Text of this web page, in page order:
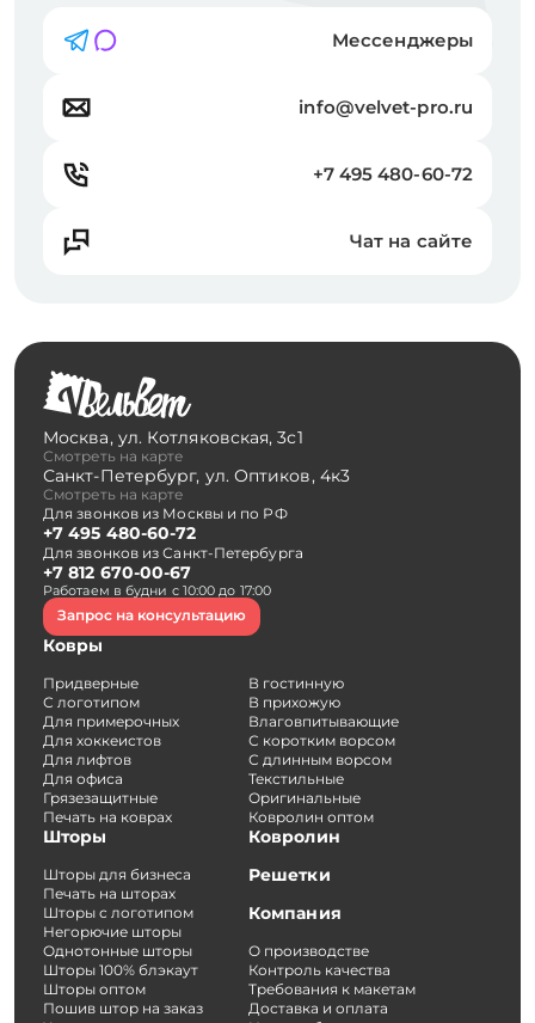
Мессенджеры
info@velvet-pro.ru
+7 495 480-60-72
Чат на сайте
Москва, ул. Котляковская, 3с1
Смотреть на карте
Санкт-Петербург, ул. Оптиков, 4к3
Смотреть на карте
Для звонков из Москвы и по РФ
+7 495 480-60-72
Для звонков из Санкт-Петербурга
+7 812 670-00-67
Работаем в будни с 10:00 до 17:00
Запрос на консультацию
Ковры
Придверные
С логотипом
Для примерочных
Для хоккеистов
Для лифтов
Для офиса
Грязезащитные
Печать на коврах
В гостинную
В прихожую
Влаговпитывающие
С коротким ворсом
С длинным ворсом
Текстильные
Оригинальные
Ковролин оптом
Шторы
Шторы для бизнеса
Печать на шторах
Шторы с логотипом
Негорючие шторы
Однотонные шторы
Шторы 100% блэкаут
Шторы оптом
Пошив штор на заказ
Ковролин
Решетки
Компания
О производстве
Контроль качества
Требования к макетам
Доставка и оплата